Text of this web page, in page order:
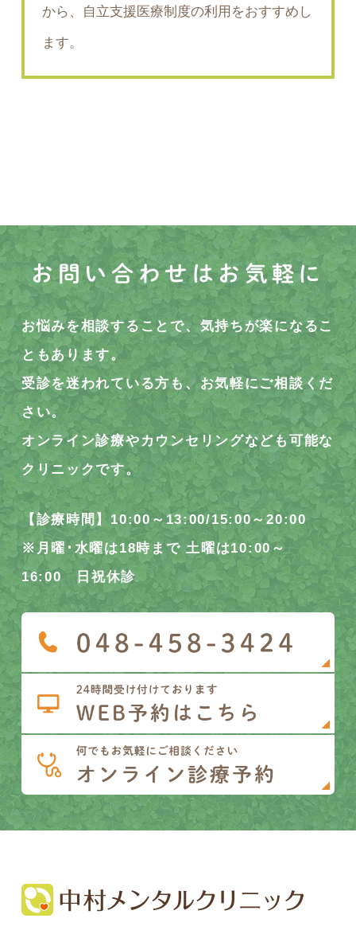
から、自立支援医療制度の利用をおすすめし
ます。
お問い合わせはお気軽に
お悩みを相談することで、気持ちが楽になるこ
ともあります。
受診を迷われている方も、お気軽にご相談くだ
さい。
オンライン診療やカウンセリングなども可能な
クリニックです。
【診療時間】10:00～13:00/15:00～20:00
※月曜･水曜は18時まで 土曜は10:00～
16:00 日祝休診